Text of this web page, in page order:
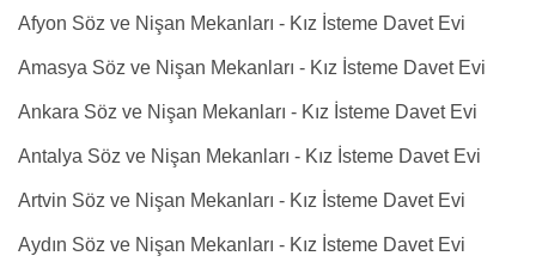
Afyon Söz ve Nişan Mekanları - Kız İsteme Davet Evi
Amasya Söz ve Nişan Mekanları - Kız İsteme Davet Evi
Ankara Söz ve Nişan Mekanları - Kız İsteme Davet Evi
Antalya Söz ve Nişan Mekanları - Kız İsteme Davet Evi
Artvin Söz ve Nişan Mekanları - Kız İsteme Davet Evi
Aydın Söz ve Nişan Mekanları - Kız İsteme Davet Evi